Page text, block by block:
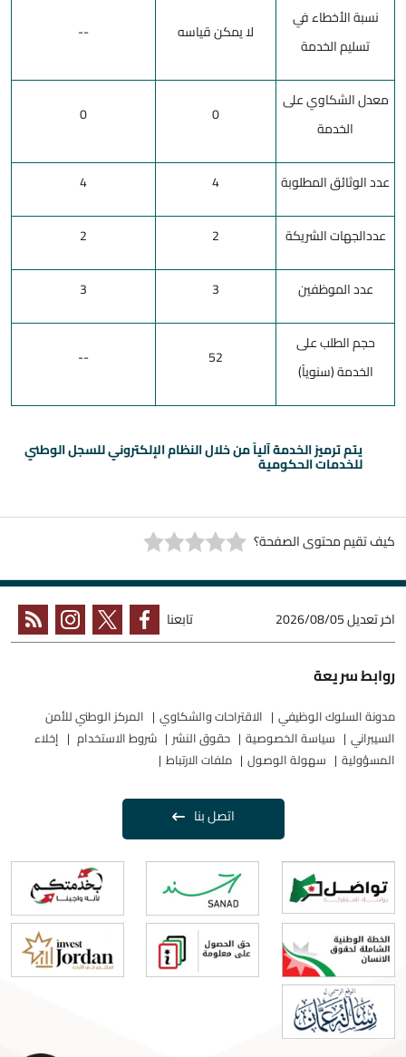
نسبة الأخطاء في
تسليم الخدمة
لا يمكن قياسه --
معدل الشكاوي على
الخدمة
0
0
عدد الوثائق المطلوبة 4
4
عددالجهات الشريكة 2
2
عدد الموظفين 3
3
حجم الطلب على
الخدمة (سنوياً)
52
--
يتم ترميز الخدمة آلياً من خلال النظام الإلكتروني للسجل الوطني
للخدمات الحكومية
كيف تقيم محتوى الصفحة؟
اخر تعديل2026/08/05 تابعنا
روابط سريعة
مدونة السلوك الوظيفي الاقتراحات والشكاوي
المركز الوطني للأمن
السيبراني
سياسة الخصوصية حقوق النشر شروط الاستخدام
إخلاء
المسؤولية
سهولة الوصول ملفات الارتباط
اتصل بنا